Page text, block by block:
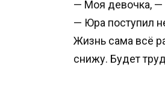
— Моя девочка, —
— Юра поступил
Жизнь сама всё
снижу. Будет